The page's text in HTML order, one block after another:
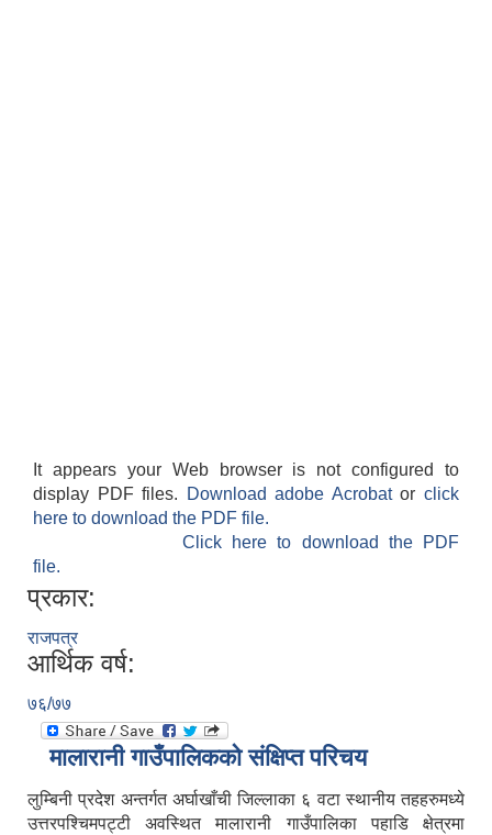
It appears your Web browser is not configured to
display PDF files.
Download adobe Acrobatorclick
here to download the PDF file.
Click here to download the PDF
file.
प्रकार:
राजपत्र
आर्थिक वर्ष:
७६/७७
मालारानी गाउँपालिकको संक्षिप्त परिचय
लुम्बिनी प्रदेश अन्तर्गत अर्घाखाँची जिल्लाका ६ वटा स्थानीय तहहरुमध्ये
उत्तरपश्चिमपट्टी अवस्थित मालारानी गाउँपालिका पहाडि क्षेत्रमा